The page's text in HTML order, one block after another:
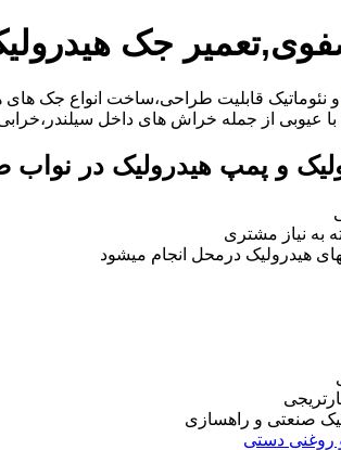
جک
و نئوماتیک قابلیت طراحی،ساخت انواع جک های
جمله خراش های داخل سیلندر،خرابی راد،تعویض و تغییر
و پمپ هیدرولیک در
به نیاز مشتری
هیدرولیک درمحل انجام میشود
صنعتی و راهسازی
روغنی دستی